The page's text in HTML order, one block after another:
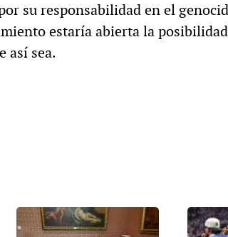
su responsabilidad en el
estaría abierta la
así sea.